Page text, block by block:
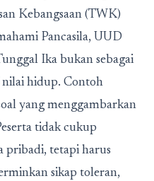
Kebangsaan (TWK)
Pancasila, UUD
Ika bukan sebagai
nilai hidup. Contoh
yang menggambarkan
tidak cukup
pribadi, tetapi harus
sikap toleran,